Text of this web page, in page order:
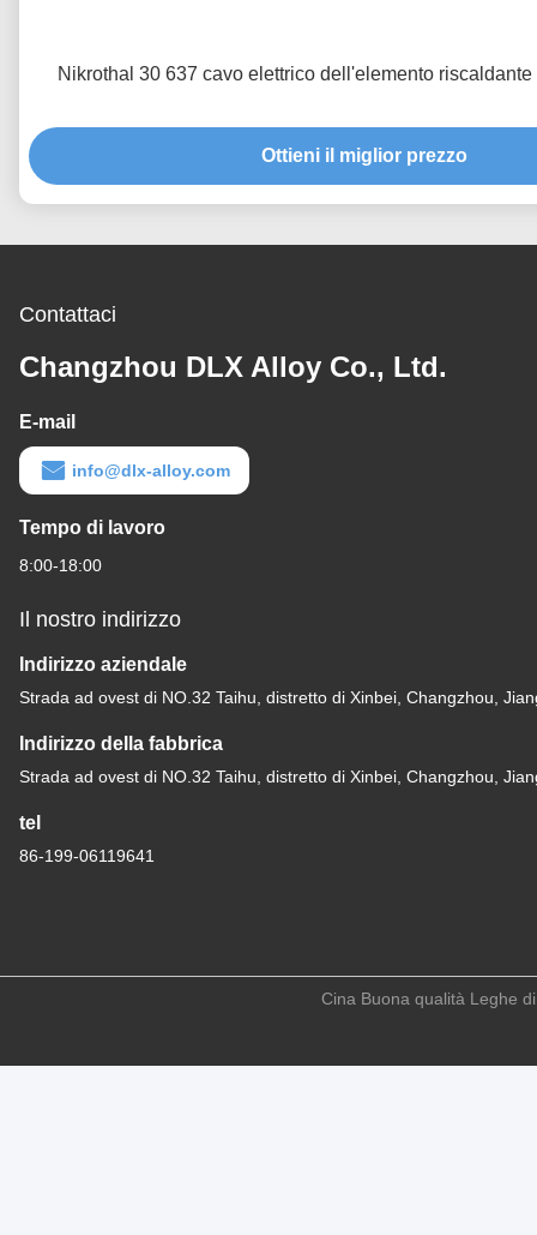
Nikrothal 30 637 cavo elettrico dell'elemento riscaldante
Ottieni il miglior prezzo
Contattaci
Changzhou DLX Alloy Co., Ltd.
E-mail
info@dlx-alloy.com
Tempo di lavoro
8:00-18:00
Il nostro indirizzo
Indirizzo aziendale
Strada ad ovest di NO.32 Taihu, distretto di Xinbei, Changzhou,
Indirizzo della fabbrica
Strada ad ovest di NO.32 Taihu, distretto di Xinbei, Changzhou,
tel
86-199-06119641
Cina Buona qualità Leghe